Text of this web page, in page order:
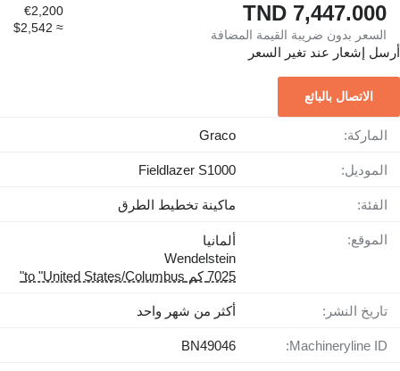
TND 7,447.000
السعر بدون ضريبة القيمة المضافة
€2,200
≈ $2,542
أرسل إشعار عند تغير السعر
الاتصال بالبائع
الماركة: Graco
الموديل: Fieldlazer S1000
الفئة: ماكينة تخطيط الطرق
الموقع:
ألمانيا
Wendelstein
7025 كم to "United States/Columbus"
تاريخ النشر: أكثر من شهر واحد
Machineryline ID:
BN49046